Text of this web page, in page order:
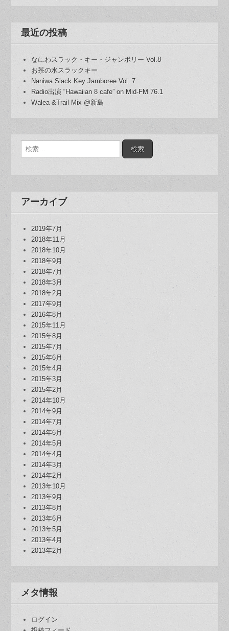
最近の投稿
なにわスラック・キー・ジャンボリー Vol.8
お茶の水スラックキー
Naniwa Slack Key Jamboree Vol. 7
Radio出演 “Hawaiian 8 cafe” on Mid-FM 76.1
Walea &Trail Mix @新島
検
索:
アーカイブ
2019年7月
2018年11月
2018年10月
2018年9月
2018年7月
2018年3月
2018年2月
2017年9月
2016年8月
2015年11月
2015年8月
2015年7月
2015年6月
2015年4月
2015年3月
2015年2月
2014年10月
2014年9月
2014年7月
2014年6月
2014年5月
2014年4月
2014年3月
2014年2月
2013年10月
2013年9月
2013年8月
2013年6月
2013年5月
2013年4月
2013年2月
メタ情報
ログイン